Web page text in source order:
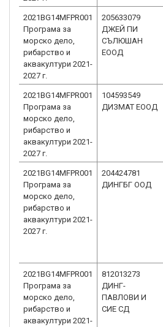
2021BG14MFPR001
Програма за
морско дело,
рибарство и
аквакултури 2021-
2027 г.
205633079
ДЖЕЙ ПИ
СЪЛЮШАН
ЕООД
2021BG14MFPR001
Програма за
морско дело,
рибарство и
аквакултури 2021-
2027 г.
104593549
ДИЗМАТ ЕООД
2021BG14MFPR001
Програма за
морско дело,
рибарство и
аквакултури 2021-
2027 г.
204424781
ДИНГБГ ООД
2021BG14MFPR001
Програма за
морско дело,
рибарство и
аквакултури 2021-
812013273
ДИНГ-
ПАВЛОВИ И
СИЕ СД